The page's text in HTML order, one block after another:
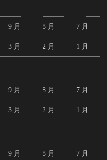
9 月 8 月 7 月
3 月 2 月 1 月
9 月 8 月 7 月
3 月 2 月 1 月
9 月 8 月 7 月